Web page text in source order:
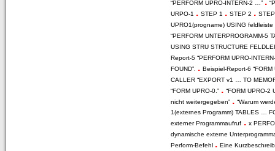
“PERFORM UPRO-INTERN-2 …”
URPO-1 . STEP 1 . STEP 2 .
UPRO1(progname) USING
“PERFORM UNTERPROGRAMM-5
USING STRU STRUCTURE
Report-5 “PERFORM UPRO-
FOUND”. . Beispiel-Report-6
CALLER “EXPORT v1 … TO
“FORM UPRO-0.” . “FORM UPRO-
nicht weitergegeben” . “Warum
1(externes Programm) TABLES …
externer Programmaufruf. x
dynamische externe
Perform-Befehl
. Eine